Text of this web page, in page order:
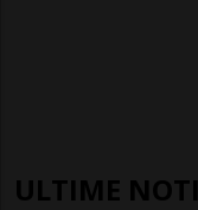
ULTIME